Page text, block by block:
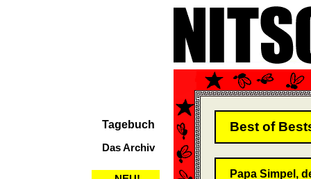
Tagebuch
Das Archiv
Best of
Papa Simpel,